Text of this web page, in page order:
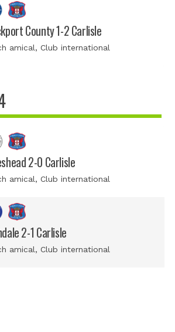
County 1-2 Carlisle
amical, Club international
2-0 Carlisle
amical, Club international
2-1 Carlisle
amical, Club international